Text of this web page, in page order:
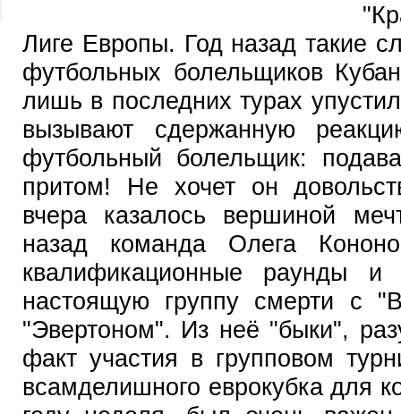
Лиге Европы. Год назад такие
футбольных болельщиков
лишь в последних турах
вызывают сдержанную
футбольный болельщик:
притом! Не хочет он
вчера казалось вершиной
назад команда Олега
квалификационные раунды
настоящую группу смерти с
"Эвертоном". Из неё "быки",
факт участия в групповом
всамделишного еврокубка для